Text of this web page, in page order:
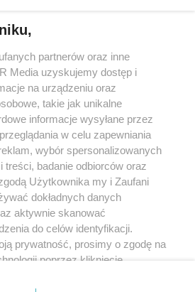
serwisie nie może być powielany i
w jakikolwiek sposób (w
na jakimkolwiek polu
włącznie z umieszczaniem w Internecie
praw. Jakiekolwiek użycie lub
lub w części z naruszeniem prawa, tzn.
pod groźbą kary i może być ścigane
O nas
partnerów oraz inne
Media uzyskujemy dostęp i
na urządzeniu oraz
takie jak unikalne
informacje wysyłane przez
w celu zapewniania
wybór spersonalizowanych
treści, badanie odbiorców oraz
Użytkownika my i Zaufani
dokładnych danych
aktywnie skanować
do celów identyfikacji.
prywatność, prosimy o zgodę na
poprzez kliknięcie